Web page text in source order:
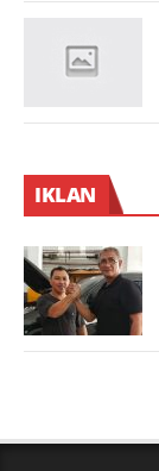
IKLAN